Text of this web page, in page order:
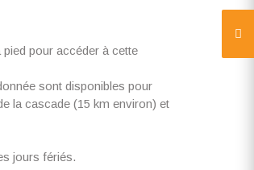
pour accéder à cette
sont disponibles pour
la cascade (15 km environ) et
jours fériés.